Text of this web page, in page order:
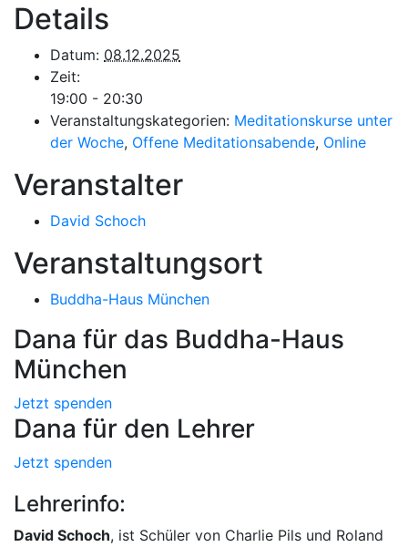
Details
Datum: 08.12.2025
Zeit:
19:00 - 20:30
Veranstaltungskategorien: Meditationskurse unter
der Woche, Offene Meditationsabende, Online
Veranstalter
David Schoch
Veranstaltungsort
Buddha-Haus München
Dana für das Buddha-Haus
München
Jetzt spenden
Dana für den Lehrer
Jetzt spenden
Lehrerinfo:
David Schoch, ist Schüler von Charlie Pils und Roland